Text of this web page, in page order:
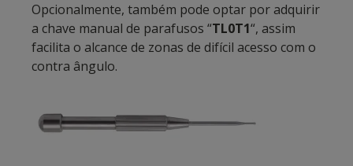
Opcionalmente, também pode optar por adquirir
a chave manual de parafusos “TL0T1“, assim
facilita o alcance de zonas de difícil acesso com o
contra ângulo.